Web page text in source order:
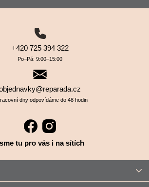
+420 725 394 322
Po–⁠⁠⁠⁠⁠⁠Pá: 9:00–⁠⁠⁠⁠⁠⁠15:00
dny odpovídáme do 48 hodin
tu pro vás i na sítích